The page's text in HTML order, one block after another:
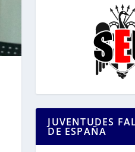
JUVENTUDES
DE ESPAÑA